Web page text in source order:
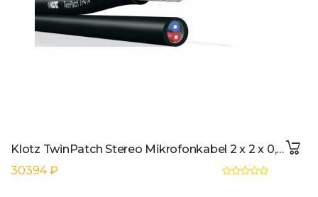
Klotz TwinPatch Stereo Mikrofonkabel 2 x 2 x 0,14mmo, 100m Rolle
30394 ₽